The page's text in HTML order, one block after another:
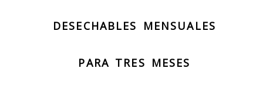
DESECHABLES MENSUALES
PARA TRES MESES